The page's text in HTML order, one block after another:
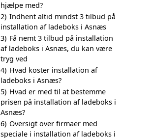
hjælpe med?
2) Indhent altid mindst 3 tilbud på
installation af ladeboks i Asnæs
3) Få nemt 3 tilbud på installation
af ladeboks i Asnæs, du kan være
tryg ved
4) Hvad koster installation af
ladeboks i Asnæs?
5) Hvad er med til at bestemme
prisen på installation af ladeboks i
Asnæs?
6) Oversigt over firmaer med
speciale i installation af ladeboks i